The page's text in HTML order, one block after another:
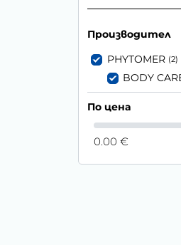
Производител
PHYTOMER (2)
BODY
По цена
0.00 €